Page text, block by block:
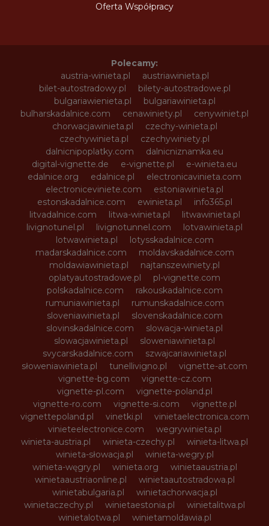
Oferta Współpracy
Polecamy:
austria-winieta.pl
austriawinieta.pl
bilet-autostradowy.pl
bilety-autostradowe.pl
bulgariawienieta.pl
bulgariawinieta.pl
bulharskadalnice.com
cenawiniety.pl
cenywiniet.pl
chorwacjawinieta.pl
czechy-winieta.pl
czechywinieta.pl
czechywiniety.pl
dalnicnipoplatky.com
dalnicniznamka.eu
digital-vignette.de
e-vignette.pl
e-winieta.eu
edalnice.org
edalnice.pl
electronicavinieta.com
electroniceviniete.com
estoniawinieta.pl
estonskadalnice.com
ewinieta.pl
info365.pl
litvadalnice.com
litwa-winieta.pl
litwawinieta.pl
livignotunel.pl
livignotunnel.com
lotvawinieta.pl
lotwawinieta.pl
lotysskadalnice.com
madarskadalnice.com
moldavskadalnice.com
moldawiawinieta.pl
najtanszewiniety.pl
oplatyautostradowe.pl
pl-vignette.com
polskadalnice.com
rakouskadalnice.com
rumuniawinieta.pl
rumunskadalnice.com
sloveniawinieta.pl
slovenskadalnice.com
slovinskadalnice.com
slowacja-winieta.pl
slowacjawinieta.pl
sloweniawinieta.pl
svycarskadalnice.com
szwajcariawinieta.pl
słoweniawinieta.pl
tunellivigno.pl
vignette-at.com
vignette-bg.com
vignette-cz.com
vignette-pl.com
vignette-poland.pl
vignette-ro.com
vignette-si.com
vignette.pl
vignettepoland.pl
vinetki.pl
vinietaelectronica.com
vinieteelectronice.com
wegrywinieta.pl
winieta-austria.pl
winieta-czechy.pl
winieta-litwa.pl
winieta-słowacja.pl
winieta-wegry.pl
winieta-węgry.pl
winieta.org
winietaaustria.pl
winietaaustriaonline.pl
winietaautostradowa.pl
winietabulgaria.pl
winietachorwacja.pl
winietaczechy.pl
winietaestonia.pl
winietalitwa.pl
winietalotwa.pl
winietamoldawia.pl